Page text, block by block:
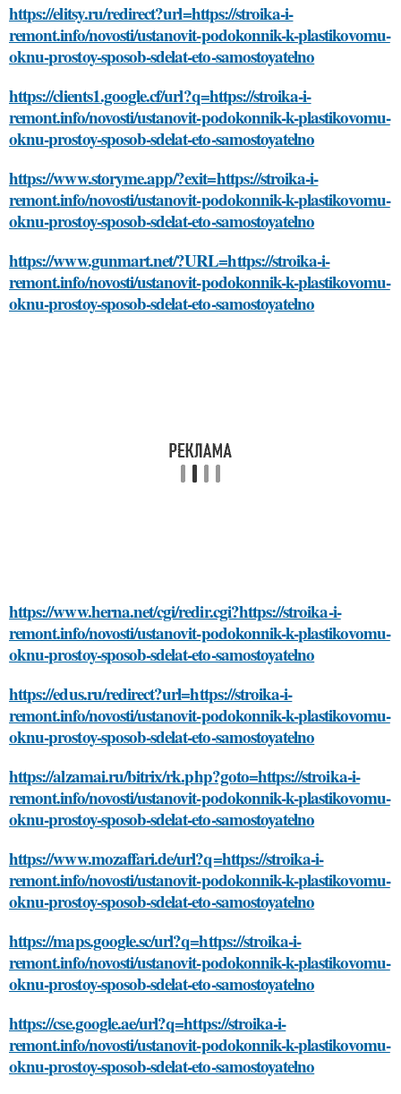
https://elitsy.ru/redirect?url=https://stroika-i-
remont.info/novosti/ustanovit-podokonnik-k-plastikovomu-
oknu-prostoy-sposob-sdelat-eto-samostoyatelno
https://clients1.google.cf/url?q=https://stroika-i-
remont.info/novosti/ustanovit-podokonnik-k-plastikovomu-
oknu-prostoy-sposob-sdelat-eto-samostoyatelno
https://www.storyme.app/?exit=https://stroika-i-
remont.info/novosti/ustanovit-podokonnik-k-plastikovomu-
oknu-prostoy-sposob-sdelat-eto-samostoyatelno
https://www.gunmart.net/?URL=https://stroika-i-
remont.info/novosti/ustanovit-podokonnik-k-plastikovomu-
oknu-prostoy-sposob-sdelat-eto-samostoyatelno
https://www.herna.net/cgi/redir.cgi?https://stroika-i-
remont.info/novosti/ustanovit-podokonnik-k-plastikovomu-
oknu-prostoy-sposob-sdelat-eto-samostoyatelno
https://edus.ru/redirect?url=https://stroika-i-
remont.info/novosti/ustanovit-podokonnik-k-plastikovomu-
oknu-prostoy-sposob-sdelat-eto-samostoyatelno
https://alzamai.ru/bitrix/rk.php?goto=https://stroika-i-
remont.info/novosti/ustanovit-podokonnik-k-plastikovomu-
oknu-prostoy-sposob-sdelat-eto-samostoyatelno
https://www.mozaffari.de/url?q=https://stroika-i-
remont.info/novosti/ustanovit-podokonnik-k-plastikovomu-
oknu-prostoy-sposob-sdelat-eto-samostoyatelno
https://maps.google.sc/url?q=https://stroika-i-
remont.info/novosti/ustanovit-podokonnik-k-plastikovomu-
oknu-prostoy-sposob-sdelat-eto-samostoyatelno
https://cse.google.ae/url?q=https://stroika-i-
remont.info/novosti/ustanovit-podokonnik-k-plastikovomu-
oknu-prostoy-sposob-sdelat-eto-samostoyatelno